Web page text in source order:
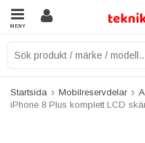
MENY
Startsida Mobilreservdelar
iPhone 8 Plus komplett LCD